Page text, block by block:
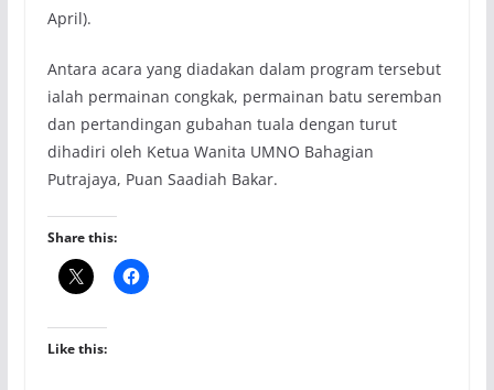
April).
Antara acara yang diadakan dalam program tersebut
ialah permainan congkak, permainan batu seremban
dan pertandingan gubahan tuala dengan turut
dihadiri oleh Ketua Wanita UMNO Bahagian
Putrajaya, Puan Saadiah Bakar.
Share this:
Like this: